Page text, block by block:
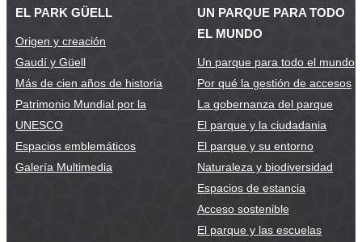
EL PARK GÜELL
Origen y creación
Gaudí y Güell
Más de cien años de historia
Patrimonio Mundial por la
UNESCO
Espacios emblemáticos
Galería Multimedia
UN PARQUE PARA TODO
EL MUNDO
Un parque para todo el mundo
Por qué la gestión de accesos
La gobernanza del parque
El parque y la ciudadania
El parque y su entorno
Naturaleza y biodiversidad
Espacios de estancia
Acceso sostenible
El parque y las escuelas